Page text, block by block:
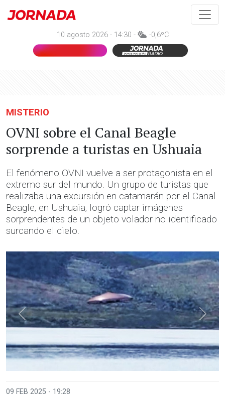
10 agosto 2026 - 14:30 - -0,6ºC
MISTERIO
OVNI sobre el Canal Beagle
sorprende a turistas en Ushuaia
El fenómeno OVNI vuelve a ser protagonista en el
extremo sur del mundo. Un grupo de turistas que
realizaba una excursión en catamarán por el Canal
Beagle, en Ushuaia, logró captar imágenes
sorprendentes de un objeto volador no identificado
surcando el cielo.
Anterior
09 FEB 2025 - 19:28